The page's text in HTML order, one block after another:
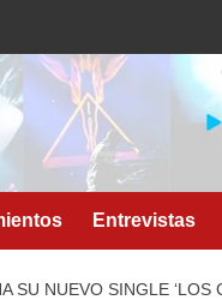
Entrevistas
SU NUEVO SINGLE ‘LOS